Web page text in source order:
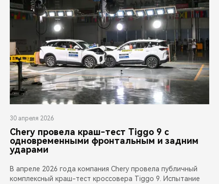
30 апреля 2026
Chery провела краш-тест Tiggo 9 с
одновременными фронтальным и задним
ударами
В апреле 2026 года компания Chery провела публичный
комплексный краш-тест кроссовера Tiggo 9. Испытание